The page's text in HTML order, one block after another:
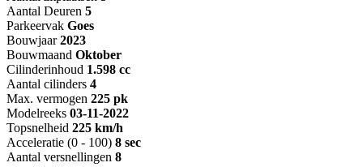
Aantal Deuren 5
Parkeervak Goes
Bouwjaar 2023
Bouwmaand Oktober
Cilinderinhoud 1.598 cc
Aantal cilinders 4
Max. vermogen 225 pk
Modelreeks 03-11-2022
Topsnelheid 225 km/h
Acceleratie (0 - 100) 8 sec
Aantal versnellingen 8